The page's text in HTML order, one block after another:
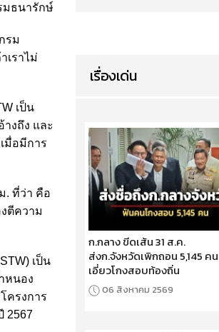
มธนารักษ์
รม
เราไม่
เป็น
งถึง และ
มื่อมีการ
. ที่ว่า คือ
ตีความ
เป็น
หนอง
ครงการ
2567
เรื่องเด่น
ก.กลาง ขีดเส้น 31 ส.ค.
ส่งก.จังหวัดเพิกถอน 5,145 คน
เอี่ยวโกงสอบท้องถิ่น
06 สิงหาคม 2569